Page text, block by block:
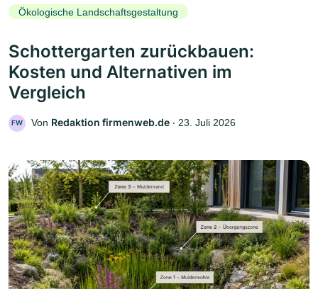
Ökologische Landschaftsgestaltung
Schottergarten zurückbauen:
Kosten und Alternativen im
Vergleich
FW Von Redaktion firmenweb.de ‧ 23. Juli 2026